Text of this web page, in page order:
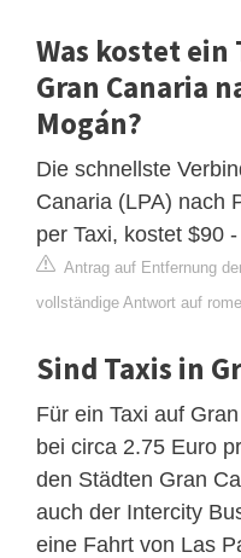
Was kostet ein
Gran Canaria
Mogán?
Die schnellste
Canaria (LPA) nach
per Taxi, kostet $90
Antrag auf Entfernung
vollständige Antwort auf
Sind Taxis in
Für ein Taxi auf
bei circa 2.75 Euro
den Städten Gran
auch der Intercity
eine Fahrt von Las